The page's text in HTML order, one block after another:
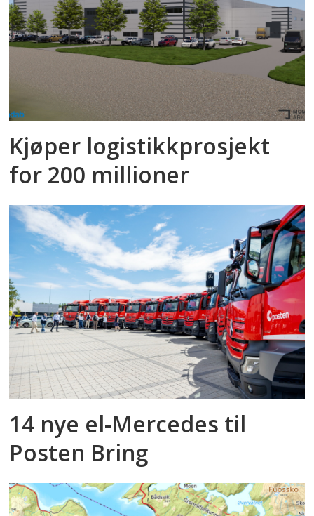
Kjøper logistikkprosjekt
for 200 millioner
14 nye el-Mercedes til
Posten Bring